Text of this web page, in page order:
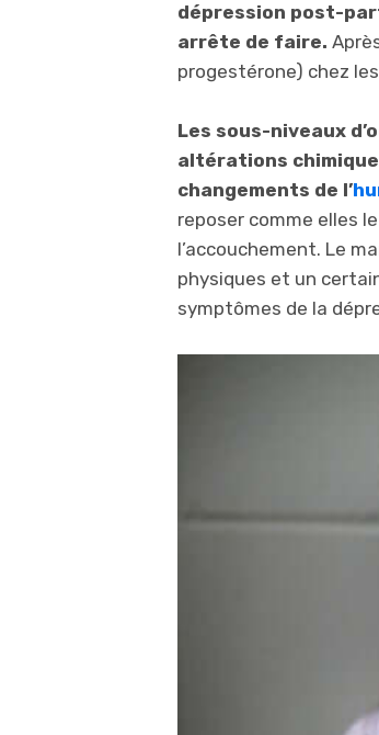
dépression post-
arrête de faire.
progestérone) chez
Les sous-niveaux
altérations
changements de l’
reposer comme elles
l’accouchement. Le
physiques et un
symptômes de la